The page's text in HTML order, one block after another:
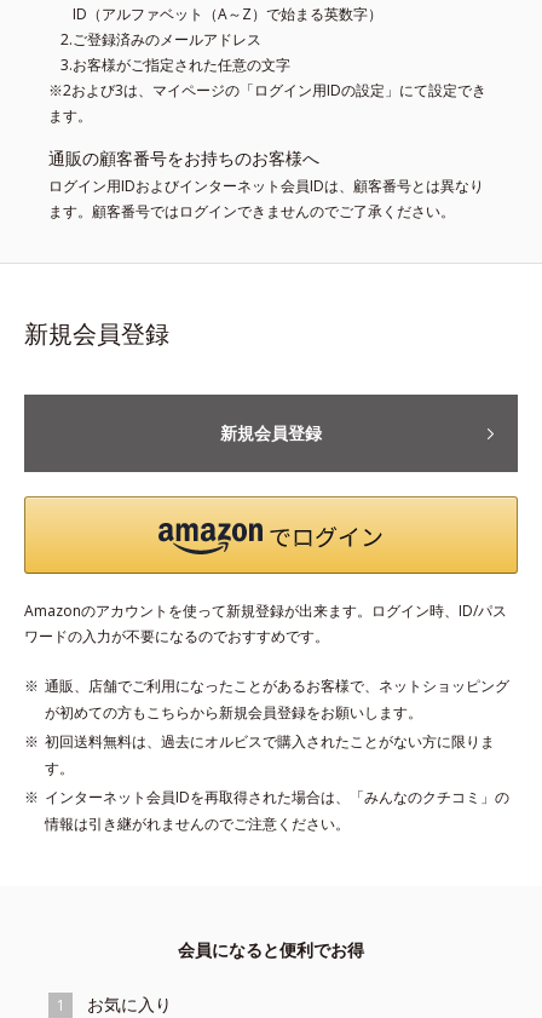
ID（アルファベット（A～Z）で始まる英数字）
ご登録済みのメールアドレス
お客様がご指定された任意の文字
※2および3は、マイページの「ログイン用IDの設定」にて設定でき
ます。
通販の顧客番号をお持ちのお客様へ
ログイン用IDおよびインターネット会員IDは、顧客番号とは異なり
ます。顧客番号ではログインできませんのでご了承ください。
新規会員登録
新規会員登録
Amazonのアカウントを使って新規登録が出来ます。ログイン時、ID/パス
ワードの入力が不要になるのでおすすめです。
通販、店舗でご利用になったことがあるお客様で、ネットショッピング
が初めての方もこちらから新規会員登録をお願いします。
初回送料無料は、過去にオルビスで購入されたことがない方に限りま
す。
インターネット会員IDを再取得された場合は、「みんなのクチコミ」の
情報は引き継がれませんのでご注意ください。
会員になると便利でお得
1 お気に入り